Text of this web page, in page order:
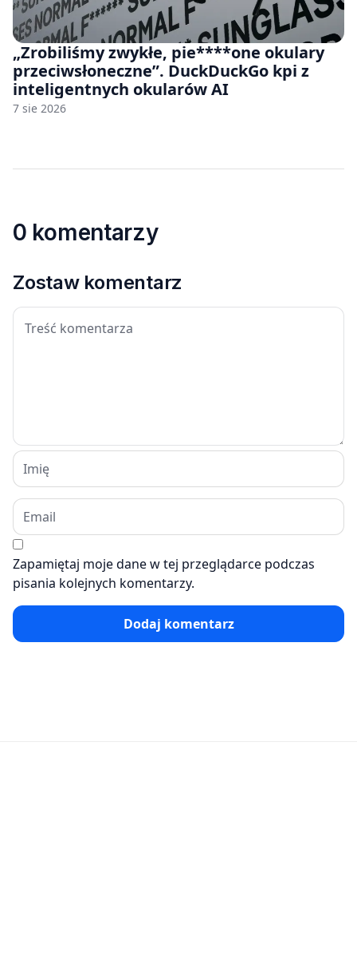
„Zrobiliśmy zwykłe, pie****one okulary
przeciwsłoneczne”. DuckDuckGo kpi z
inteligentnych okularów AI
7 sie 2026
0 komentarzy
Zostaw komentarz
Zapamiętaj moje dane w tej przeglądarce podczas
pisania kolejnych komentarzy.
Dodaj komentarz